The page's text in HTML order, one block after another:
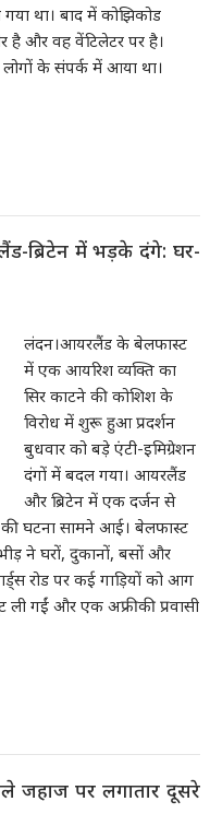
गया था। बाद में कोझिकोड
है और वह वेंटिलेटर पर है।
लोगों के संपर्क में आया था।
ब्रिटेन में भड़के दंगे: घर-
लंदन।आयरलैंड के बेलफास्ट
में एक आयरिश व्यक्ति का
सिर काटने की कोशिश के
विरोध में शुरू हुआ प्रदर्शन
बुधवार को बड़े एंटी-इमिग्रेशन
दंगों में बदल गया। ​आयरलैंड
और ब्रिटेन में एक दर्जन से
घटना सामने आई। बेलफास्ट
ने घरों, दुकानों, बसों और
रोड पर कई गाड़ियों को आग
गईं और एक अफ्रीकी प्रवासी
जहाज पर लगातार दूसरे